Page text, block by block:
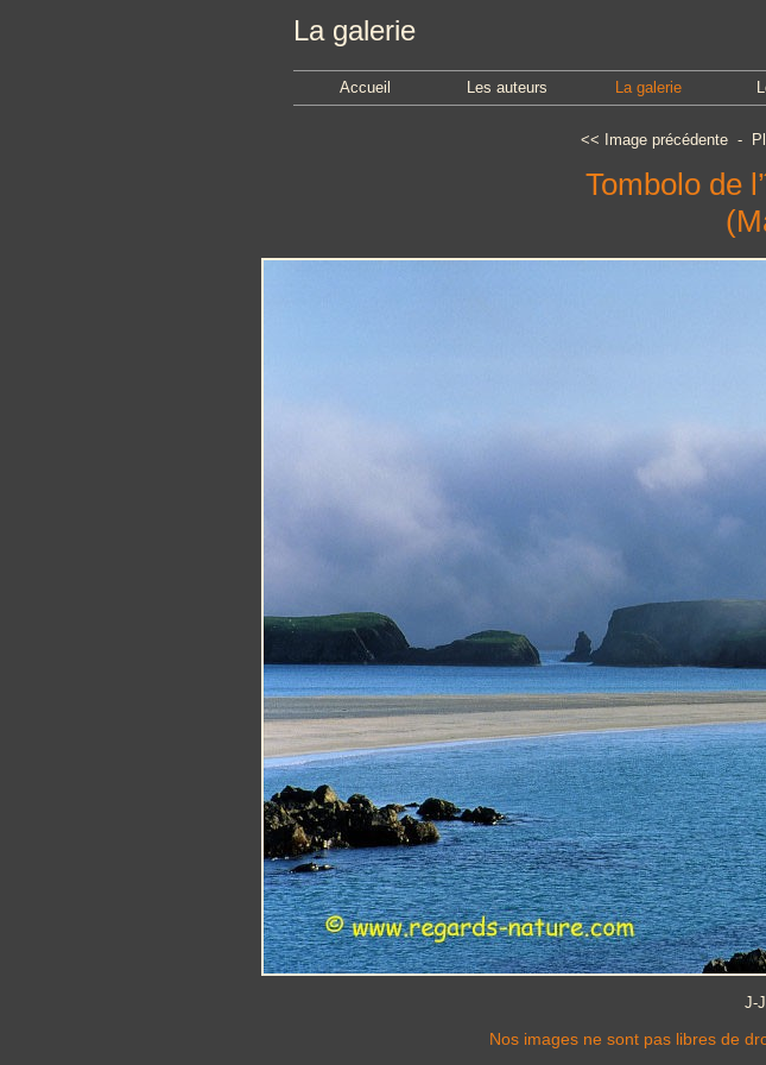
La galerie
Accueil Les auteurs La galerie
<< Image précédente-
Tombolo de
J-
Nos images ne sont pas libres de